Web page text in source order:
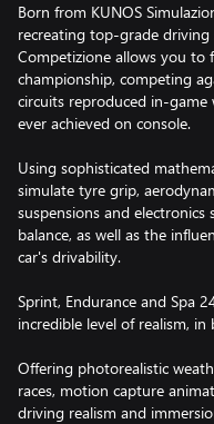
Born from KUNOS
recreating top-grade
Competizione allows you to
championship, competing
circuits reproduced in-
ever achieved on console.
Using sophisticated
simulate tyre grip,
suspensions and
balance, as well as the
car's drivability.
Sprint, Endurance and Spa
incredible level of realism,
Offering photorealistic
races, motion capture
driving realism and